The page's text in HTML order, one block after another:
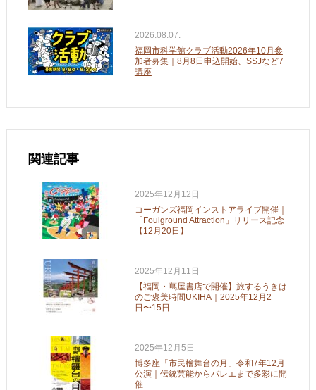
2026.08.07.
福岡市科学館クラブ活動2026年10月参
加者募集｜8月8日申込開始、SSJなど7
講座
関連記事
2025年12月12日
コーガンズ福岡インストアライブ開催｜
「Foulground Attraction」リリース記念
【12月20日】
2025年12月11日
【福岡・蔦屋書店で開催】旅するうきは
のご褒美時間UKIHA｜2025年12月2
日〜15日
2025年12月5日
博多座「市民檜舞台の月」令和7年12月
公演｜伝統芸能からバレエまで多彩に開
催